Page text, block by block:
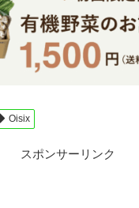
Oisix
スポンサーリンク